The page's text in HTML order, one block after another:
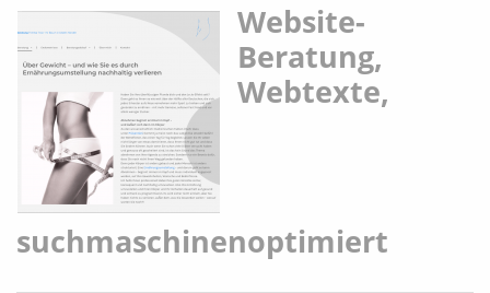
Website-
Beratung,
Webtexte,
suchmaschinenoptimiert